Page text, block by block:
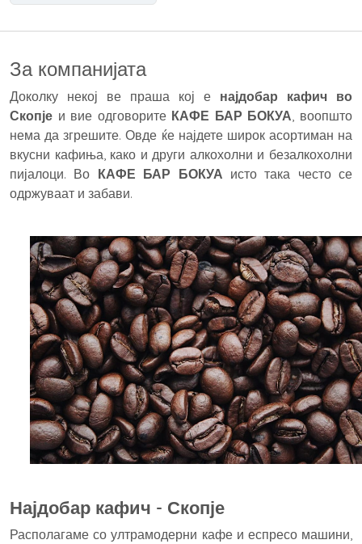
За компанијата
Доколку некој ве праша кој е најдобар кафич во
Скопје и вие одговорите КАФЕ БАР БОКУА , воопшто
нема да згрешите. Овде ќе најдете широк асортиман на
вкусни кафиња, како и други алкохолни и безалкохолни
пијалоци. Во КАФЕ БАР БОКУА исто така често се
одржуваат и забави.
Најдобар кафич - Скопје
Располагаме со ултрамодерни кафе и еспресо машини,